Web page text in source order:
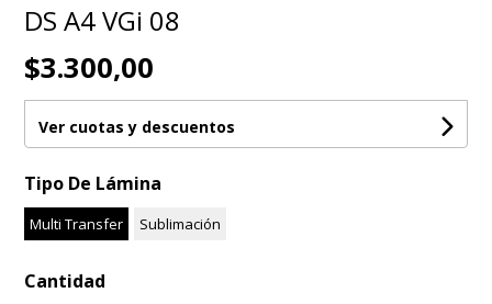
DS A4 VGi 08
$3.300,00
Ver cuotas y descuentos
Tipo De Lámina
Multi Transfer Sublimación
Cantidad